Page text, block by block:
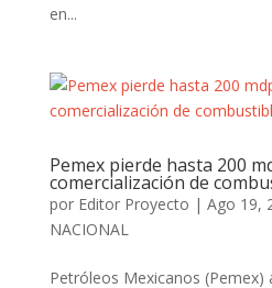
en...
Pemex pierde hasta 200
comercialización de
por Editor Proyecto | Ago 19,
NACIONAL
Petróleos Mexicanos (Pemex)